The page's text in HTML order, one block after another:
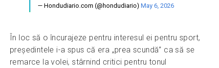
— Hondudiario.com (@hondudiario) May 6, 2026
În loc să o încurajeze pentru interesul ei pentru sport,
președintele i-a spus că era „prea scundă” ca să se
remarce la volei, stârnind critici pentru tonul